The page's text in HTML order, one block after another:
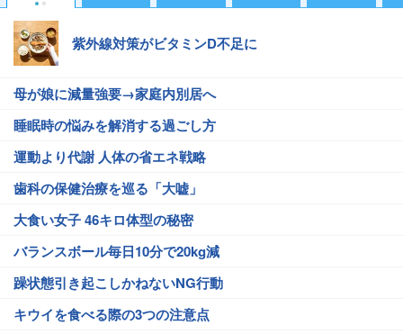
紫外線対策がビタミンD不足に
母が娘に減量強要→家庭内別居へ
睡眠時の悩みを解消する過ごし方
運動より代謝 人体の省エネ戦略
歯科の保健治療を巡る「大嘘」
大食い女子 46キロ体型の秘密
バランスボール毎日10分で20kg減
躁状態引き起こしかねないNG行動
キウイを食べる際の3つの注意点